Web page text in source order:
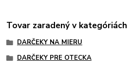
Tovar zaradený v kategóriách
DARČEKY NA MIERU
DARČEKY PRE OTECKA